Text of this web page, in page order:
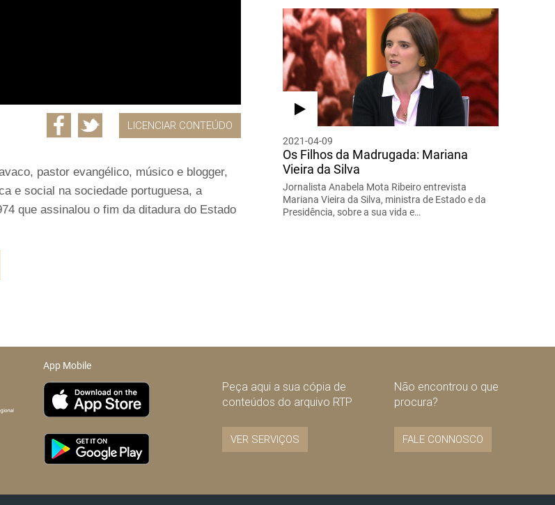
LICENCIAR CONTEÚDO
pastor evangélico, músico e blogger,
e social na sociedade portuguesa, a
que assinalou o fim da ditadura do Estado
2021-04-09
Os Filhos da Madrugada: Mariana
Vieira da Silva
Jornalista Anabela Mota Ribeiro entrevista
Mariana Vieira da Silva, ministra de Estado e da
Presidência, sobre a sua vida e…
App Mobile
Peça aqui a sua cópia de
conteúdos do arquivo RTP
VER SERVIÇOS
Não encontrou o que
procura?
FALE CONNOSCO